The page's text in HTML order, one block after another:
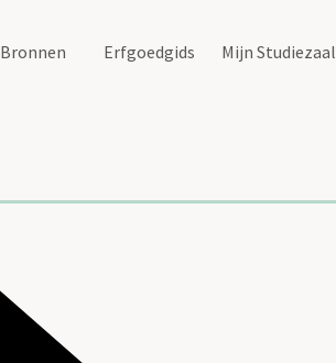
Bronnen Erfgoedgids Mijn Studiezaal